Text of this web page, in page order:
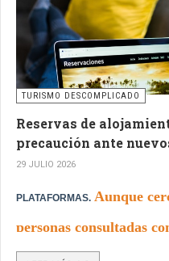
TURISMO DESCOMPLICADO
Reservas de
precaución ante
29 JULIO 2026
PLATAFORMAS. Aunque
personas consultadas
identificar engaños en